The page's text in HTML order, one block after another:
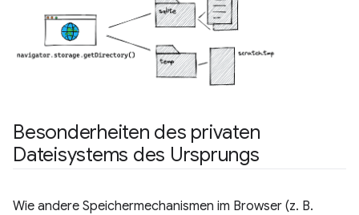
Besonderheiten des privaten
Dateisystems des Ursprungs
Wie andere Speichermechanismen im Browser (z. B.